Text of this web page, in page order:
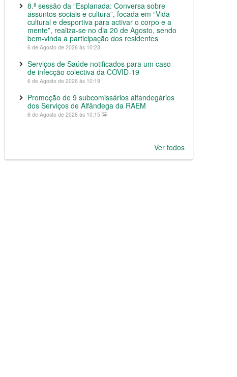
8.ª sessão da “Esplanada: Conversa sobre
assuntos sociais e cultura”, focada em “Vida
cultural e desportiva para activar o corpo e a
mente”, realiza-se no dia 20 de Agosto, sendo
bem-vinda a participação dos residentes
6 de Agosto de 2026 às 10:23
Serviços de Saúde notificados para um caso
de infecção colectiva da COVID-19
6 de Agosto de 2026 às 10:19
Promoção de 9 subcomissários alfandegários
dos Serviços de Alfândega da RAEM
6 de Agosto de 2026 às 10:15
Ver todos